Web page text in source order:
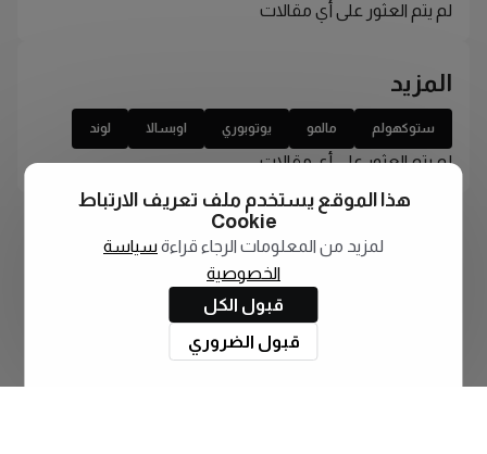
لم يتم العثور على أي مقالات
المزيد
ستوكهولم مالمو يوتوبوري اوبسالا لوند
لم يتم العثور على أي مقالات
هذا الموقع يستخدم ملف تعريف الارتباط
Cookie
لمزيد من المعلومات الرجاء قراءة سياسة
الخصوصية
قبول الكل
قبول الضروري